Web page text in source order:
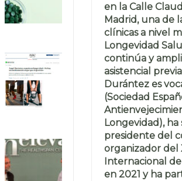
en la Calle
Madrid, una de
clínicas a nivel
Longevidad
continúa y
asistencial
Durántez es
(Sociedad
Longevidad), ha
presidente del
organizador del
Internacional
en 2021 y ha